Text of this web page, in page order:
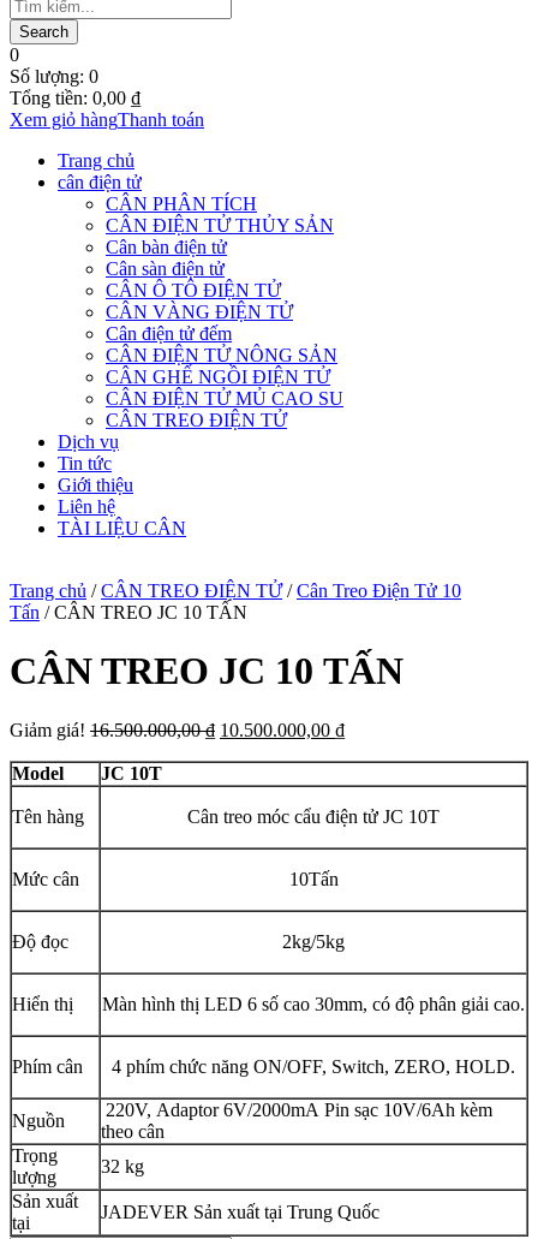
0
Số lượng: 0
Tổng tiền: 0,00 ₫
Xem giỏ hàngThanh toán
Trang chủ
cân điện tử
CÂN PHÂN TÍCH
CÂN ĐIỆN TỬ THỦY SẢN
Cân bàn điện tử
Cân sàn điện tử
CÂN Ô TÔ ĐIỆN TỬ
CÂN VÀNG ĐIỆN TỬ
Cân điện tử đếm
CÂN ĐIỆN TỬ NÔNG SẢN
CÂN GHẾ NGỒI ĐIỆN TỬ
CÂN ĐIỆN TỬ MỦ CAO SU
CÂN TREO ĐIỆN TỬ
Dịch vụ
Tin tức
Giới thiệu
Liên hệ
TÀI LIỆU CÂN
Trang chủ /CÂN TREO ĐIỆN TỬ/Cân Treo Điện Tử 10
Tấn / CÂN TREO JC 10 TẤN
CÂN TREO JC 10 TẤN
Giảm giá! 16.500.000,00₫ Giá
16.500.000,00 ₫.
10.500.000,00 ₫Giá
là:
10.500.000,00 ₫.
Model JC 10T
Tên hàng Cân treo móc cẩu điện tử JC 10T
Mức cân 10Tấn
Độ đọc 2kg/5kg
Hiển thị Màn hình thị LED 6 số cao 30mm, có độ phân giải cao.
Phím cân 4 phím chức năng ON/OFF, Switch, ZERO, HOLD.
Nguồn
220V, Adaptor 6V/2000mA Pin sạc 10V/6Ah kèm
theo cân
Trọng
lượng
32 kg
Sản xuất
tại
JADEVER Sản xuất tại Trung Quốc